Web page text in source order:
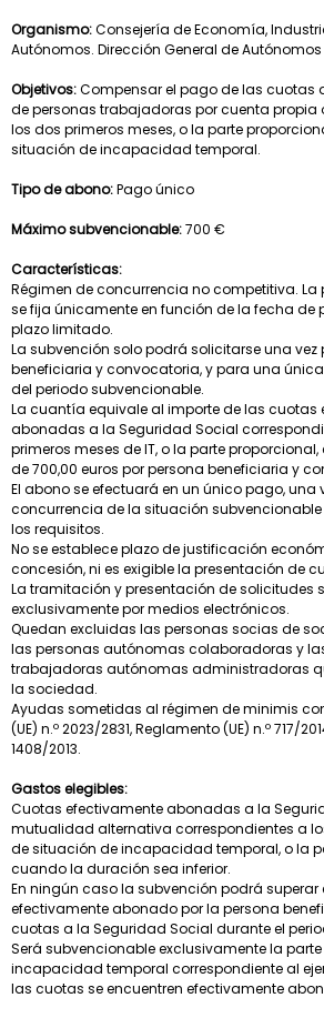
Organismo:Consejería de Economía,
Autónomos. Dirección General de Autónomos
Objetivos:Compensar el pago de las cuotas
de personas trabajadoras por cuenta
los dos primeros meses, o la parte
situación de incapacidad temporal.
Tipo de abono:Pago único
Máximo subvencionable:700 €
Características:
Régimen de concurrencia no competitiva.
se fija únicamente en función de la fecha de
plazo limitado.
La subvención solo podrá solicitarse una vez
beneficiaria y convocatoria, y para una
del periodo subvencionable.
La cuantía equivale al importe de las cuotas
abonadas a la Seguridad Social
primeros meses de IT, o la parte
de 700,00 euros por persona beneficiaria y
El abono se efectuará en un único pago,
concurrencia de la situación
los requisitos.
No se establece plazo de justificación
concesión, ni es exigible la presentación de
La tramitación y presentación de solicitudes
exclusivamente por medios electrónicos.
Quedan excluidas las personas socias de
las personas autónomas colaboradoras y
trabajadoras autónomas administradoras
la sociedad.
Ayudas sometidas al régimen de minimis
(UE) n.º 2023/2831, Reglamento (UE) n.º 717/
1408/2013.
Gastos elegibles:
Cuotas efectivamente abonadas a la
mutualidad alternativa correspondientes a
de situación de incapacidad temporal, o la
cuando la duración sea inferior.
En ningún caso la subvención podrá superar
efectivamente abonado por la persona
cuotas a la Seguridad Social durante el
Será subvencionable exclusivamente la
incapacidad temporal correspondiente al
las cuotas se encuentren efectivamente